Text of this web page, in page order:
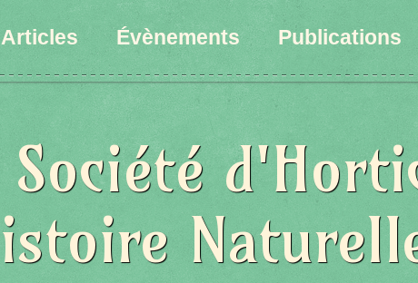
Articles Évènements Publications
Société